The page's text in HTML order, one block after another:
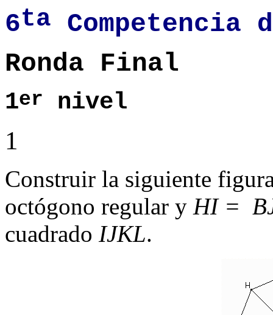
6ta Competencia
Ronda Final
1er nivel
1
Construir la siguiente
octógono regular y HI =
cuadrado IJKL.